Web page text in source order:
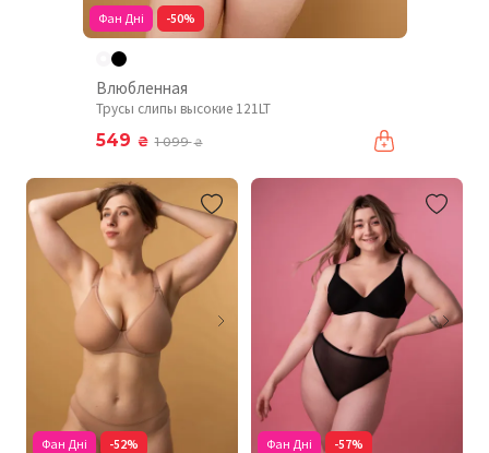
Фан Дні -50%
Влюбленная
Трусы слипы высокие 121LT
549 ₴ 1 099₴
Фан Дні -52% Фан Дні -57%